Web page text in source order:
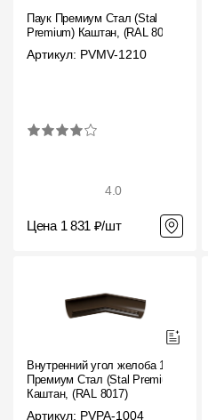
Паук Премиум Стал (Stal
Premium) Каштан, (RAL 8017)
Артикул: PVMV-1210
4.0
Цена 1 831 ₽/шт
Внутренний угол желоба 135˚
Премиум Стал (Stal Premium)
Каштан, (RAL 8017)
Артикул: PVPA-1004